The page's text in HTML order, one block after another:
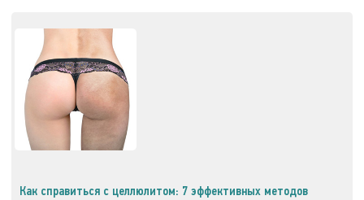
Как справиться с целлюлитом: 7 эффективных методов